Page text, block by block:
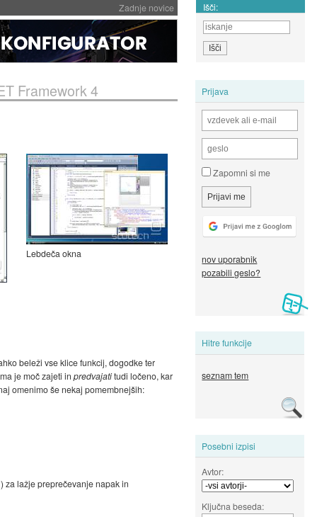
Zadnje novice Išči:
Prijava
Zapomni si me
nov uporabnik
pozabili geslo?
Hitre funkcije
seznam tem
Posebni izpisi
Avtor:
Ključna beseda:
Framework 4
Lebdeča okna
beleži vse klice funkcij, dogodke ter
je moč zajeti in predvajatitudi ločeno, kar
omenimo še nekaj pomembnejših:
za lažje preprečevanje napak in